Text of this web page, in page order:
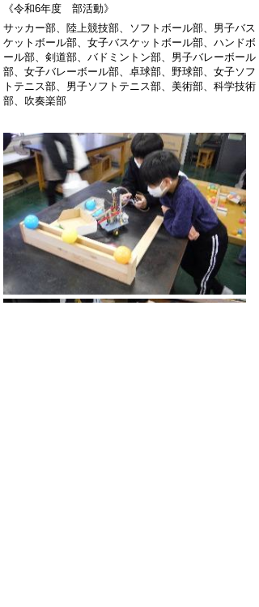
《令和6年度 部活動》
サッカー部、陸上競技部、ソフトボール部、男子バス
ケットボール部、女子バスケットボール部、ハンドボ
ール部、剣道部、バドミントン部、男子バレーボール
部、女子バレーボール部、卓球部、野球部、女子ソフ
トテニス部、男子ソフトテニス部、美術部、科学技術
部、吹奏楽部